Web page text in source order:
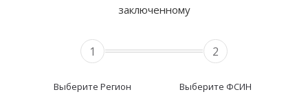
заключенному
1
Выберите Регион
2
Выберите ФСИН